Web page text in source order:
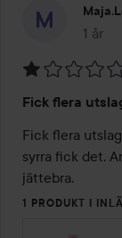
1 år
1
av
5
Fick flera
Fick flera
syrra fick det.
jättebra.
1 PRODUKT I